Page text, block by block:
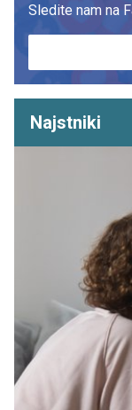
Sledite nam na
Najstniki